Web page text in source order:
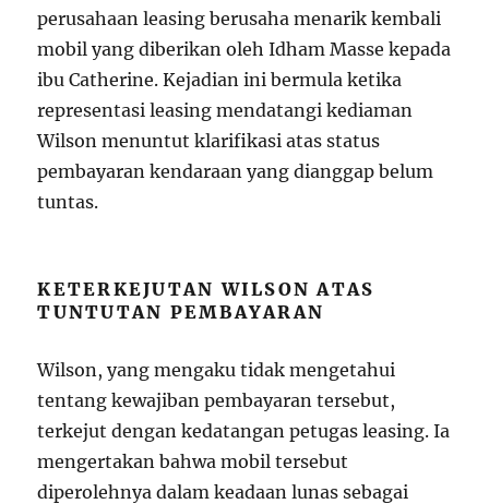
perusahaan leasing berusaha menarik kembali
mobil yang diberikan oleh Idham Masse kepada
ibu Catherine. Kejadian ini bermula ketika
representasi leasing mendatangi kediaman
Wilson menuntut klarifikasi atas status
pembayaran kendaraan yang dianggap belum
tuntas.
KETERKEJUTAN WILSON ATAS
TUNTUTAN PEMBAYARAN
Wilson, yang mengaku tidak mengetahui
tentang kewajiban pembayaran tersebut,
terkejut dengan kedatangan petugas leasing. Ia
mengertakan bahwa mobil tersebut
diperolehnya dalam keadaan lunas sebagai